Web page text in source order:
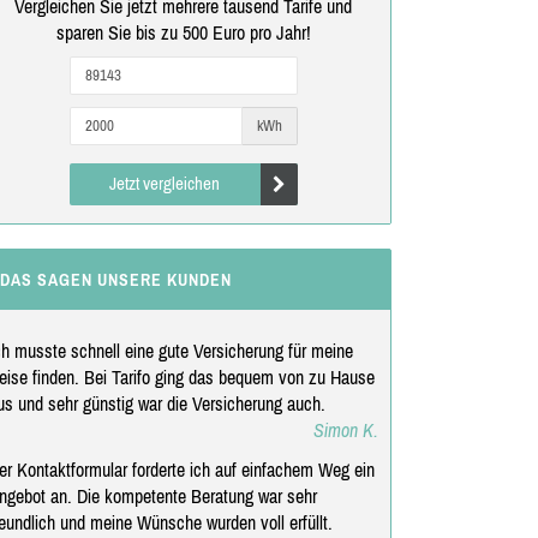
Vergleichen Sie jetzt mehrere tausend Tarife und
sparen Sie bis zu 500 Euro pro Jahr!
kWh
Jetzt vergleichen
DAS SAGEN UNSERE KUNDEN
musste schnell eine gute Versicherung für meine
finden. Bei Tarifo ging das bequem von zu Hause
und sehr günstig war die Versicherung auch.
Simon K.
Kontaktformular forderte ich auf einfachem Weg ein
an. Die kompetente Beratung war sehr
und meine Wünsche wurden voll erfüllt.